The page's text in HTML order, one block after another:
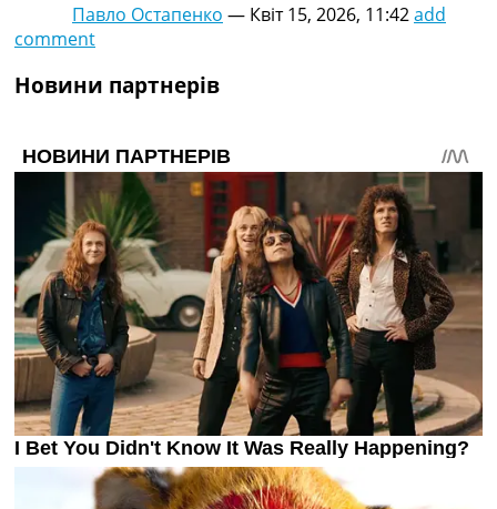
Рейтінги
Турніри
Україна. Перша Ліга
Ліга Чемпіонів
Англія. Прем’єр-Ліга
Іспанія. Ла Ліга
Ще Турніри >>>
Таблиці
Чемпіонат Світу. Турнирні таблиці
Таблиця УПЛ
Перша Ліга
Таблиця АПЛ
Таблиця Ла Ліги
Таблиця Ліги Чемпіонів
Всі таблиці >>>
Рейтинги
Павло Остапенко — Квіт 15, 2026, 11:42add
comment
Новини партнерів